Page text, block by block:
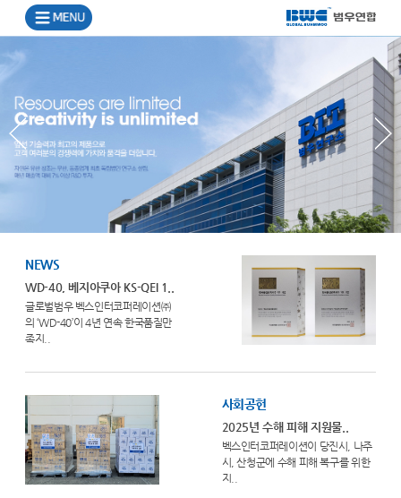
NEWS
WD-40, 베지아쿠아 KS-QEI 1..
글로벌범우 벡스인터코퍼레이션㈜
의 ‘WD-40’이 4년 연속 한국품질만
족지..
사회공헌
2025년 수해 피해 지원물..
벡스인터코퍼레이션이 당진시, 나주
시, 산청군에 수해 피해 복구를 위한
지..